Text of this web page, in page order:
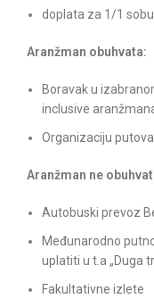
doplata za 1/1
Aranžman obuhvata:
Boravak u
inclusive
Organizaciju
Aranžman ne
Autobuski prevoz
Međunarodno
uplatiti u t.a „Duga
Fakultativne izlete